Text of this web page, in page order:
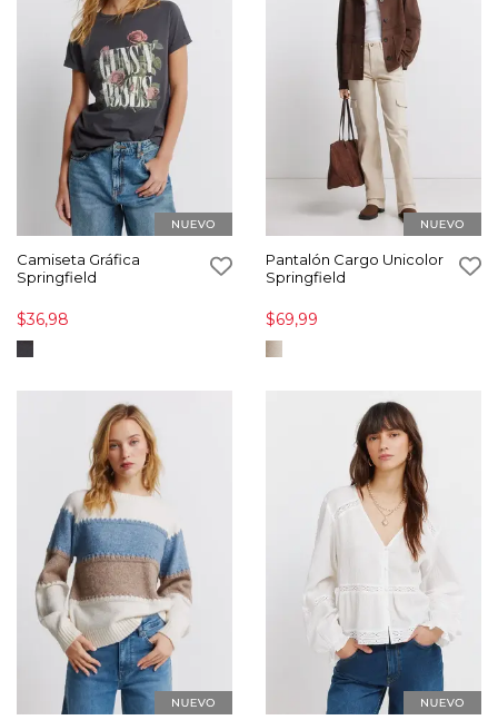
Camiseta Gráfica
Springfield
$36,98
Pantalón Cargo Unicolor
Springfield
$69,99